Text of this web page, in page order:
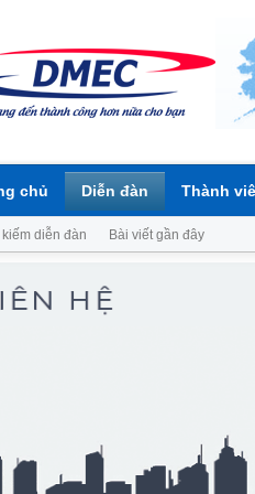
chủ Diễn đàn
kiếm diễn đàn Bài viết gần đây
Thành